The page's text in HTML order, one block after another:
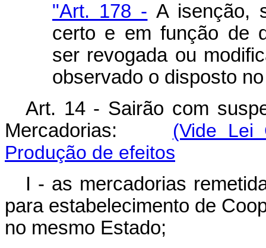
"Art. 178 - A isenção,
certo e em função de
ser revogada ou
observado o disposto
Art. 14 - Sairão com
Mercadorias: (Vide Lei
Produção de efeitos
I - as mercadorias
para estabelecimento de
no mesmo Estado;